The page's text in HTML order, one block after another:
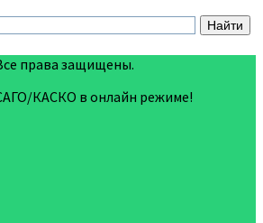
права защищены.
КАСКО в онлайн режиме!